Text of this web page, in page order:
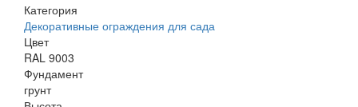
Категория
Декоративные ограждения для сада
Цвет
RAL 9003
Фундамент
грунт